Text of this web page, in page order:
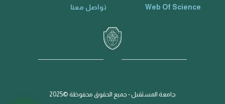
Web Of Science
تواصل معنا
جامعة المستقبل - جميع الحقوق محفوظة ©2025